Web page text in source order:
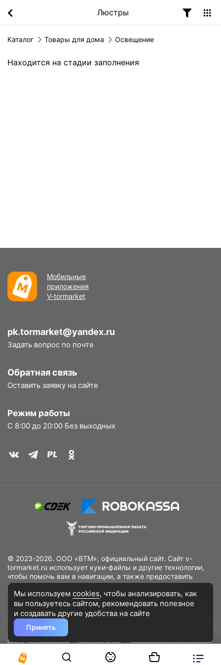
Люстры
Каталог Товары для дома Освещение
Находится на стадии заполнения
Мобильные
приложения
V-tormarket
pk.tormarket@yandex.ru
Задать вопрос по почте
Обратная связь
Оставить заявку на сайте
Режим работы
С 8:00 до 20:00 Без выходных
© 2023-2026. ООО «ВТМ», официальный сайт. Сайт v-
tormarket.ru использует куки-файлы и другие технологии,
чтобы помочь вам в навигации, а также предоставить
лучший пользовательский опыт, анализировать
использование наших продуктов и услуг, повысить
качество рекламных и маркетинговых активностей. Если
Вы не хотите, чтобы Ваши пользовательские данные
обрабатывались, пожалуйста, ограничьте их использование
в своём браузере.
конфиденциальности
Разработано DST Global
Мы используем cookies, чтобы анализировать, как
вы пользуетесь сайтом, рекомендовать полезное
и создавать другие удобства на сайте
Принять